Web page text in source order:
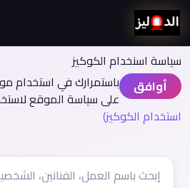
سياسة اسنخدام الكوكيز
أوافق
باستمرارك في استخدام
على سياسة الموقع
استخدام الكوكيز)